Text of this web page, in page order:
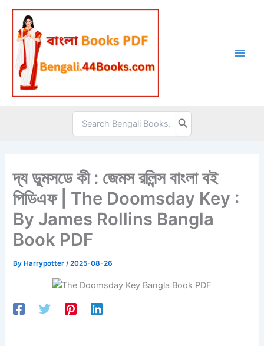
Skip
content
Search
for:
দ্য ডুমসডে কী : জেমস রলিন্স বাংলা বই
পিডিএফ | The Doomsday Key :
By James Rollins Bangla
Book PDF
By Harrypotter/2025-08-26